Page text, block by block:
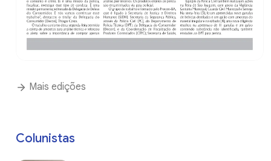
Mais edições
Colunistas